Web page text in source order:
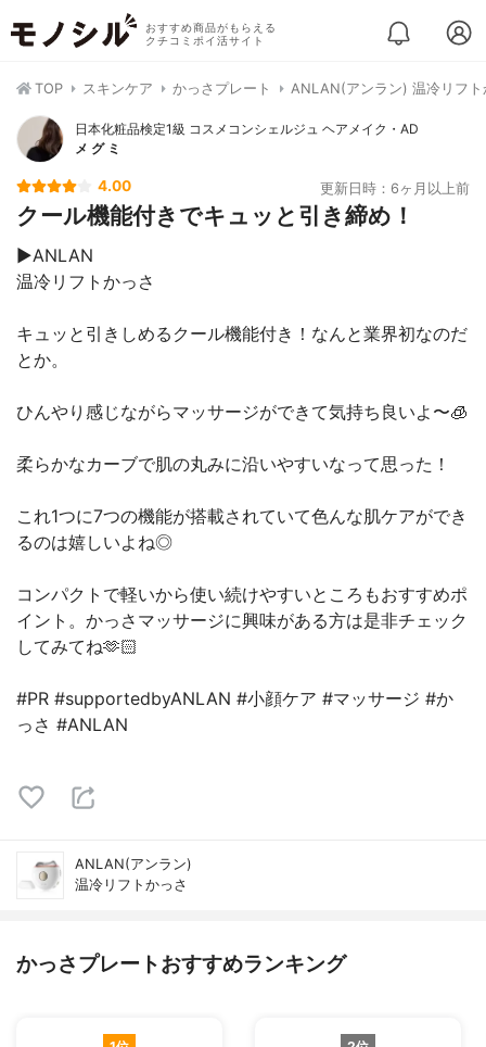
おすすめ商品がもらえる
クチコミポイ活サイト
TOP スキンケア かっさプレート ANLAN(アンラン) 温冷リフト
日本化粧品検定1級 コスメコンシェルジュ ヘアメイク・AD
メ グ ミ
4.00 更新日時：6ヶ月以上前
クール機能付きでキュッと引き締め！
▶︎ANLAN
温冷リフトかっさ
キュッと引きしめるクール機能付き！なんと業界初なのだ
とか。
ひんやり感じながらマッサージができて気持ち良いよ〜🧊
柔らかなカーブで肌の丸みに沿いやすいなって思った！
これ1つに7つの機能が搭載されていて色んな肌ケアができ
るのは嬉しいよね◎
コンパクトで軽いから使い続けやすいところもおすすめポ
イント。かっさマッサージに興味がある方は是非チェック
してみてね🫶🏻
#PR #supportedbyANLAN #小顔ケア #マッサージ #か
っさ #ANLAN
ANLAN(アンラン)
温冷リフトかっさ
かっさプレートおすすめランキング